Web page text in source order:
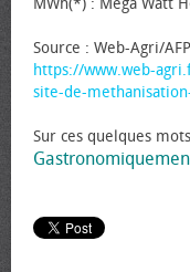
MWh(*) : Méga Watt
Source : Web-Agri/AFP
https://www.web-
site-de-
Sur ces quelques